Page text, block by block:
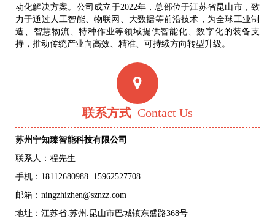
动化解决方案。公司成立于2022年，总部位于江苏省昆山市，致
力于通过人工智能、物联网、大数据等前沿技术，为全球工业制
造、智慧物流、特种作业等领域提供智能化、数字化的装备支
持，推动传统产业向高效、精准、可持续方向转型升级。
联系方式 Contact Us
苏州宁知臻智能科技有限公司
联系人：程先生
手机： 18112680988 15962527708
邮箱：ningzhizhen@sznzz.com
地址：江苏省.苏州.昆山市巴城镇东盛路368号